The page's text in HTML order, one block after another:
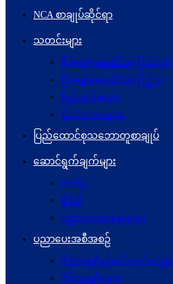
NCA စာချုပ်ဆိုင်ရာ
သတင်းများ
ငြိမ်းချမ်းရေးဆိုင်ရာ(ပြည်တွင်
ငြိမ်းချမ်းရေးဆိုင်ရာ(ပြည်ပ)
ပြည်တွင်းရေးရာ
နိုင်ငံတကာရေးရာ
ပြည်ထောင်စုသဘောတူစာချုပ်
ဆောင်ရွက်ချက်များ
ဓာတ်ပုံ
ဗွီဒီယို
ပညာပေးဆွေးနွေးမှုများ
ပညာပေးအစီအစဉ်
ဒီမိုကရေစီနှင့်ဖက်ဒရယ်တည်ဆ
ဒီမိုကရေစီရေးရာ